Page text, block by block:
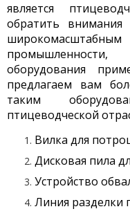
является
обратить
оборудования
предлагаем вам
таким
птицеводческой
Вилка для
Дисковая пила
Устройство
Линия разделки